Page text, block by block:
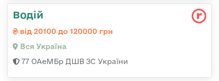
Водій
від 20100 до 120000 грн
Вся Україна
77 ОАеМБр ДШВ ЗС України